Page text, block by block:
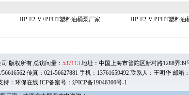
HP-E2-V+PPHT塑料油桶泵厂家 HP-E2-V PPHT塑料油
版权所有 总访问量： 537113 地址：中国上海市普陀区新村路1288弄39
传真：021-56627881 手机：13761659492 联系人：王明华 邮箱：
持：环保在线 ICP备案号： 沪ICP备19046366号-1